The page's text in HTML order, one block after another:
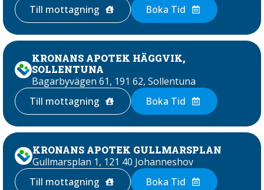
Till mottagning Boka Tid
KRONANS APOTEK HÄGGVIK,
SOLLENTUNA
Bagarbyvägen 61, 191 62, Sollentuna
Till mottagning
Boka Tid
KRONANS APOTEK GULLMARSPLAN
Gullmarsplan 1, 121 40 Johanneshov
Till mottagning
Boka Tid